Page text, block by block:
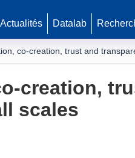
Actualités Datalab
co-creation, trust and
creation,
scales